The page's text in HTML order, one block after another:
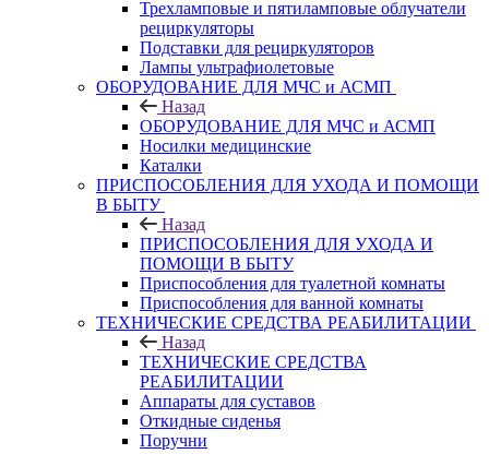
Трехламповые и пятиламповые облучатели
рециркуляторы
Подставки для рециркуляторов
Лампы ультрафиолетовые
ОБОРУДОВАНИЕ ДЛЯ МЧС и АСМП
Назад
ОБОРУДОВАНИЕ ДЛЯ МЧС и АСМП
Носилки медицинские
Каталки
ПРИСПОСОБЛЕНИЯ ДЛЯ УХОДА И ПОМОЩИ
В БЫТУ
Назад
ПРИСПОСОБЛЕНИЯ ДЛЯ УХОДА И
ПОМОЩИ В БЫТУ
Приспособления для туалетной комнаты
Приспособления для ванной комнаты
ТЕХНИЧЕСКИЕ СРЕДСТВА РЕАБИЛИТАЦИИ
Назад
ТЕХНИЧЕСКИЕ СРЕДСТВА
РЕАБИЛИТАЦИИ
Аппараты для суставов
Откидные сиденья
Поручни